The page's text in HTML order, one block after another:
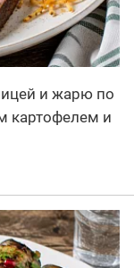
и жарю по
картофелем и